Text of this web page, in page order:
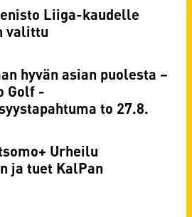
Liiga-kaudelle
valittu
hyvän asian puolesta –
Golf -
to 27.8.
Urheilu
ja tuet KalPan